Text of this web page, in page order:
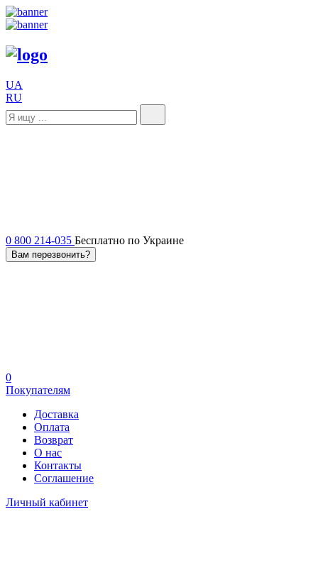
UA
RU
0 800 214-035 Бесплатно по Украине
Вам перезвонить?
0
Покупателям
Доставка
Оплата
Возврат
О нас
Контакты
Соглашение
Личный кабинет